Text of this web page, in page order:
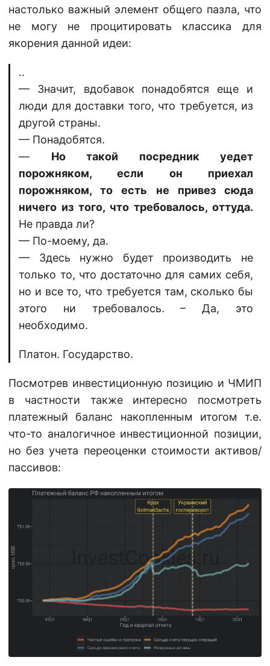
настолько важный элемент общего пазла, что
не могу не процитировать классика для
якорения данной идеи:
..
— Значит, вдобавок понадобятся еще и
люди для доставки того, что требуется, из
другой страны.
— Понадобятся.
— Но такой посредник уедет
порожняком, если он приехал
порожняком, то есть не привез сюда
ничего из того, что требовалось, оттуда.
Не правда ли?
— По-моему, да.
— Здесь нужно будет производить не
только то, что достаточно для самих себя,
но и все то, что требуется там, сколько бы
этого ни требовалось. – Да, это
необходимо.
Платон. Государство.
Посмотрев инвестиционную позицию и ЧМИП
в частности также интересно посмотреть
платежный баланс накопленным итогом т.е.
что-то аналогичное инвестиционной позиции,
но без учета переоценки стоимости активов/
пассивов: